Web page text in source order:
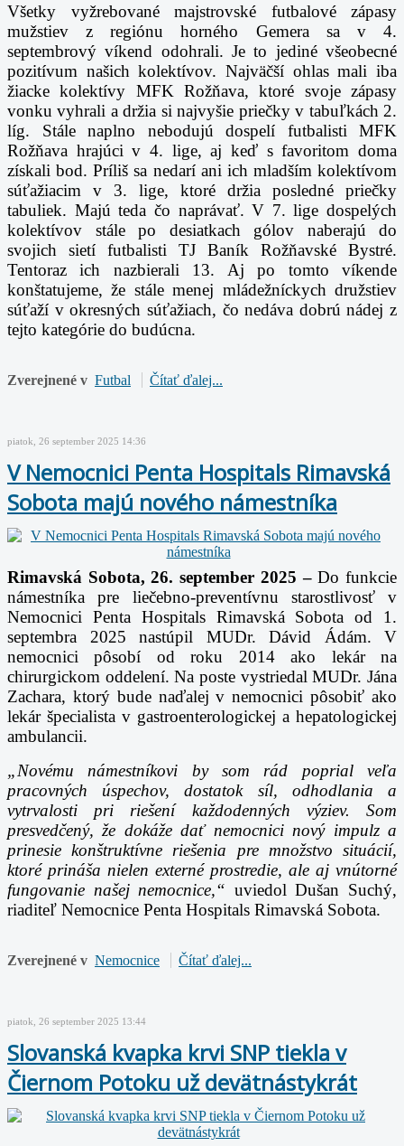
Všetky vyžrebované majstrovské futbalové zápasy
mužstiev z regiónu horného Gemera sa v 4.
septembrový víkend odohrali. Je to jediné všeobecné
pozitívum našich kolektívov. Najväčší ohlas mali iba
žiacke kolektívy MFK Rožňava, ktoré svoje zápasy
vonku vyhrali a držia si najvyšie priečky v tabuľkách 2.
líg. Stále naplno nebodujú dospelí futbalisti MFK
Rožňava hrajúci v 4. lige, aj keď s favoritom doma
získali bod. Príliš sa nedarí ani ich mladším kolektívom
súťažiacim v 3. lige, ktoré držia posledné priečky
tabuliek. Majú teda čo naprávať. V 7. lige dospelých
kolektívov stále po desiatkach gólov naberajú do
svojich sietí futbalisti TJ Baník Rožňavské Bystré.
Tentoraz ich nazbierali 13. Aj po tomto víkende
konštatujeme, že stále menej mládežníckych družstiev
súťaží v okresných súťažiach, čo nedáva dobrú nádej z
tejto kategórie do budúcna.
Zverejnené v Futbal Čítať ďalej...
piatok, 26 september 2025 14:36
V Nemocnici Penta Hospitals Rimavská
Sobota majú nového námestníka
Rimavská Sobota, 26. september 2025 –Do funkcie
námestníka pre liečebno-preventívnu starostlivosť v
Nemocnici Penta Hospitals Rimavská Sobota od 1.
septembra 2025 nastúpil MUDr. Dávid Ádám. V
nemocnici pôsobí od roku 2014 ako lekár na
chirurgickom oddelení. Na poste vystriedal MUDr. Jána
Zachara, ktorý bude naďalej v nemocnici pôsobiť ako
lekár špecialista v gastroenterologickej a hepatologickej
ambulancii.
„Novému námestníkovi by som rád poprial veľa
pracovných úspechov, dostatok síl, odhodlania a
vytrvalosti pri riešení každodenných výziev. Som
presvedčený, že dokáže dať nemocnici nový impulz a
prinesie konštruktívne riešenia pre množstvo situácií,
ktoré prináša nielen externé prostredie, ale aj vnútorné
fungovanie našej nemocnice,“ uviedol Dušan Suchý,
riaditeľ Nemocnice Penta Hospitals Rimavská Sobota.
Zverejnené v Nemocnice Čítať ďalej...
piatok, 26 september 2025 13:44
Slovanská kvapka krvi SNP tiekla v
Čiernom Potoku už devätnástykrát